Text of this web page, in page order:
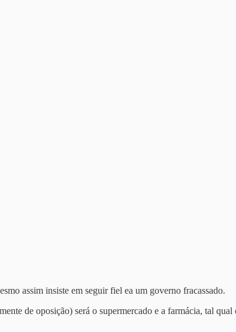
assim insiste em seguir fiel ea um governo fracassado.
de oposição) será o supermercado e a farmácia, tal